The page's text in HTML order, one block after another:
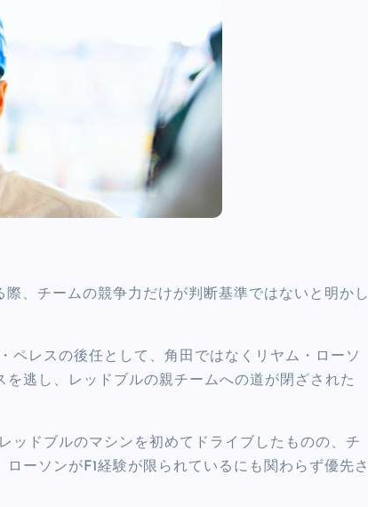
、チームの競争力だけが判断基準ではないと明かし
ペレスの後任として、角田ではなくリヤム・ローソ
逃し、レッドブルの親チームへの道が閉ざされた
ッドブルのマシンを初めてドライブしたものの、チ
ーソンがF1経験が限られているにも関わらず優先さ